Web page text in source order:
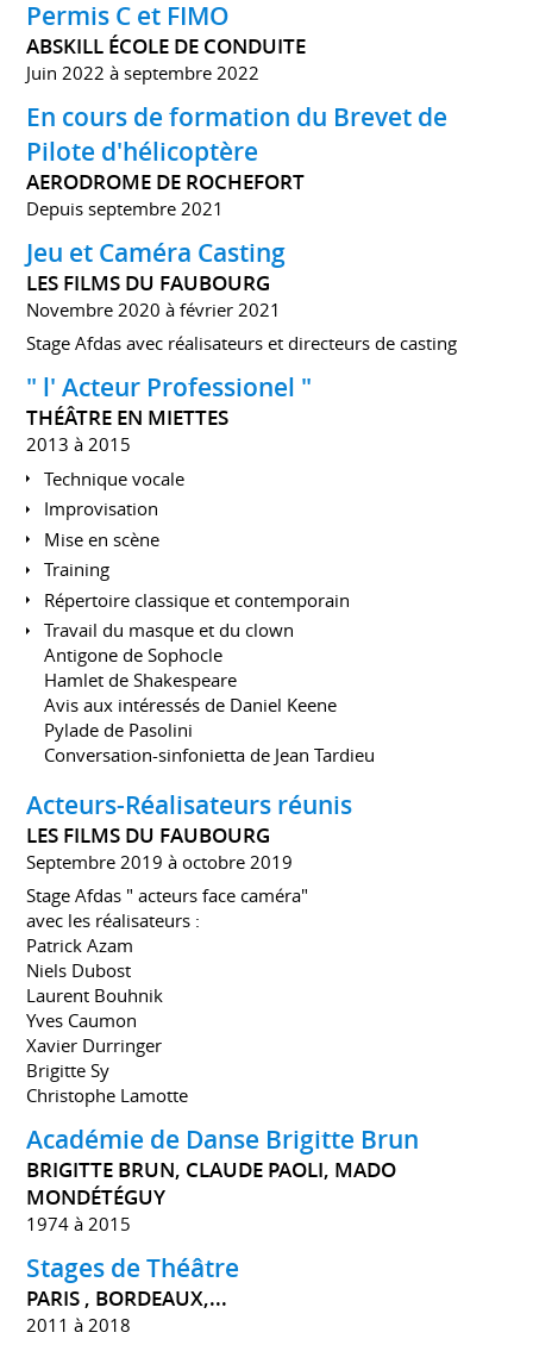
Permis C et FIMO
ABSKILL ÉCOLE DE CONDUITE
Juin 2022 à septembre 2022
En cours de formation du Brevet de
Pilote d'hélicoptère
AERODROME DE ROCHEFORT
Depuis septembre 2021
Jeu et Caméra Casting
LES FILMS DU FAUBOURG
Novembre 2020 à février 2021
Stage Afdas avec réalisateurs et directeurs de casting
" l' Acteur Professionel "
THÉÂTRE EN MIETTES
2013 à 2015
Technique vocale
Improvisation
Mise en scène
Training
Répertoire classique et contemporain
Travail du masque et du clown
Antigone de Sophocle
Hamlet de Shakespeare
Avis aux intéressés de Daniel Keene
Pylade de Pasolini
Conversation-sinfonietta de Jean Tardieu
Acteurs-Réalisateurs réunis
LES FILMS DU FAUBOURG
Septembre 2019 à octobre 2019
Stage Afdas " acteurs face caméra"
avec les réalisateurs :
Patrick Azam
Niels Dubost
Laurent Bouhnik
Yves Caumon
Xavier Durringer
Brigitte Sy
Christophe Lamotte
Académie de Danse Brigitte Brun
BRIGITTE BRUN, CLAUDE PAOLI, MADO
MONDÉTÉGUY
1974 à 2015
Stages de Théâtre
PARIS , BORDEAUX,...
2011 à 2018